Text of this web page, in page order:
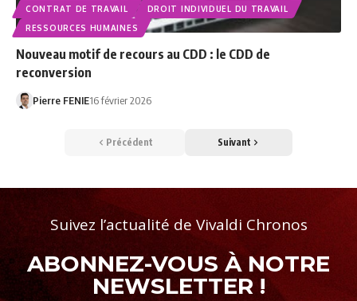
CONTRAT DE TRAVAIL
DROIT INDIVIDUEL DU TRAVAIL
RESSOURCES HUMAINES
Nouveau motif de recours au CDD : le CDD de
reconversion
Pierre FENIE16 février 2026
Précédent Suivant
Suivez l’actualité de Vivaldi Chronos
ABONNEZ-VOUS À NOTRE
NEWSLETTER !